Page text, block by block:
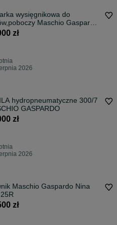
wysięgnikowa do
Maschio Gaspardo
500
zł
2026
hydropneumatyczne 300/7
GASPARDO
zł
2026
Maschio Gaspardo Nina
zł